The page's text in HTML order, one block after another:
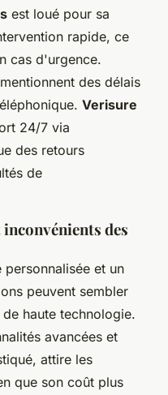
est loué pour sa
rapide, ce
cas d'urgence.
des délais
Verisure
24/7 via
des retours
de
inconvénients des
et un
peuvent sembler
haute technologie.
avancées et
attire les
que son coût plus